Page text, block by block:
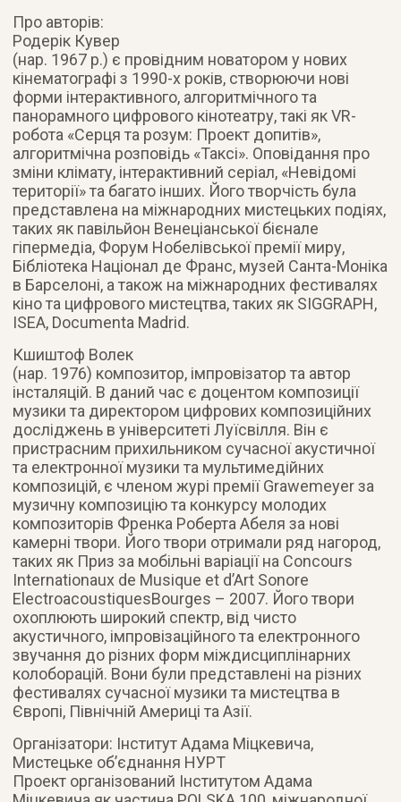
Про авторів:
Родерік Кувер
(нар. 1967 р.) є провідним новатором у нових
кінематографі з 1990-х років, створюючи нові
форми інтерактивного, алгоритмічного та
панорамного цифрового кінотеатру, такі як VR-
робота «Серця та розум: Проект допитів»,
алгоритмічна розповідь «Таксі». Оповідання про
зміни клімату, інтерактивний серіал, «Невідомі
території» та багато інших. Його творчість була
представлена на міжнародних мистецьких подіях,
таких як павільйон Венеціанської бієнале
гіпермедіа, Форум Нобелівської премії миру,
Бібліотека Націонал де Франс, музей Санта-Моніка
в Барселоні, а також на міжнародних фестивалях
кіно та цифрового мистецтва, таких як SIGGRAPH,
ISEA, Documenta Madrid.
Кшиштоф Волек
(нар. 1976) композитор, імпровізатор та автор
інсталяцій. В даний час є доцентом композиції
музики та директором цифрових композиційних
досліджень в університеті Луїсвілля. Він є
пристрасним прихильником сучасної акустичної
та електронної музики та мультимедійних
композицій, є членом журі премії Grawemeyer за
музичну композицію та конкурсу молодих
композиторів Френка Роберта Абеля за нові
камерні твори. Його твори отримали ряд нагород,
таких як Приз за мобільні варіації на Concours
Internationaux de Musique et d’Art Sonore
ElectroacoustiquesBourges – 2007. Його твори
охоплюють широкий спектр, від чисто
акустичного, імпровізаційного та електронного
звучання до різних форм міждисциплінарних
колоборацій. Вони були представлені на різних
фестивалях сучасної музики та мистецтва в
Європі, Північній Америці та Азії.
Організатори: Інститут Адама Міцкевича,
Мистецьке об’єднання НУРТ
Проект організований Інститутом Адама